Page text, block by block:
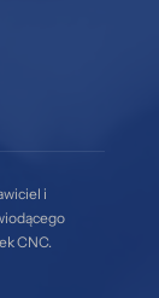
i
CNC.